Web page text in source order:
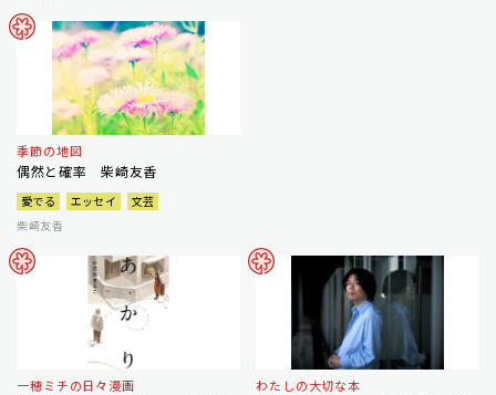
季節の地図
偶然と確率 柴崎友香
愛でる エッセイ
文芸
柴崎友香
一穂ミチの日々漫画 わたしの大切な本